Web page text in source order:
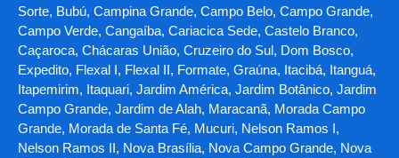
Sorte, Bubú, Campina Grande, Campo Belo, Campo Grande,
Campo Verde, Cangaíba, Cariacica Sede, Castelo Branco,
Caçaroca, Chácaras União, Cruzeiro do Sul, Dom Bosco,
Expedito, Flexal I, Flexal II, Formate, Graúna, Itacibá, Itanguá,
Itapemirim, Itaquari, Jardim América, Jardim Botânico, Jardim
Campo Grande, Jardim de Alah, Maracanã, Morada Campo
Grande, Morada de Santa Fé, Mucuri, Nelson Ramos I,
Nelson Ramos II, Nova Brasília, Nova Campo Grande, Nova